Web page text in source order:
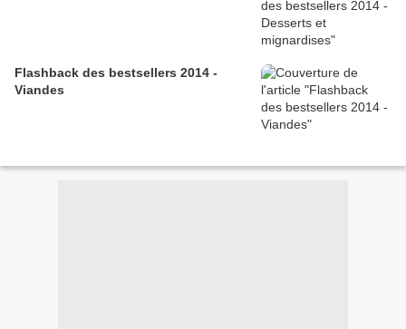
Flashback des bestsellers 2014 -
Viandes